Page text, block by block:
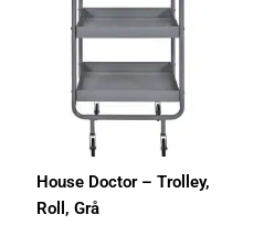
House Doctor – Trolley,
Roll, Grå